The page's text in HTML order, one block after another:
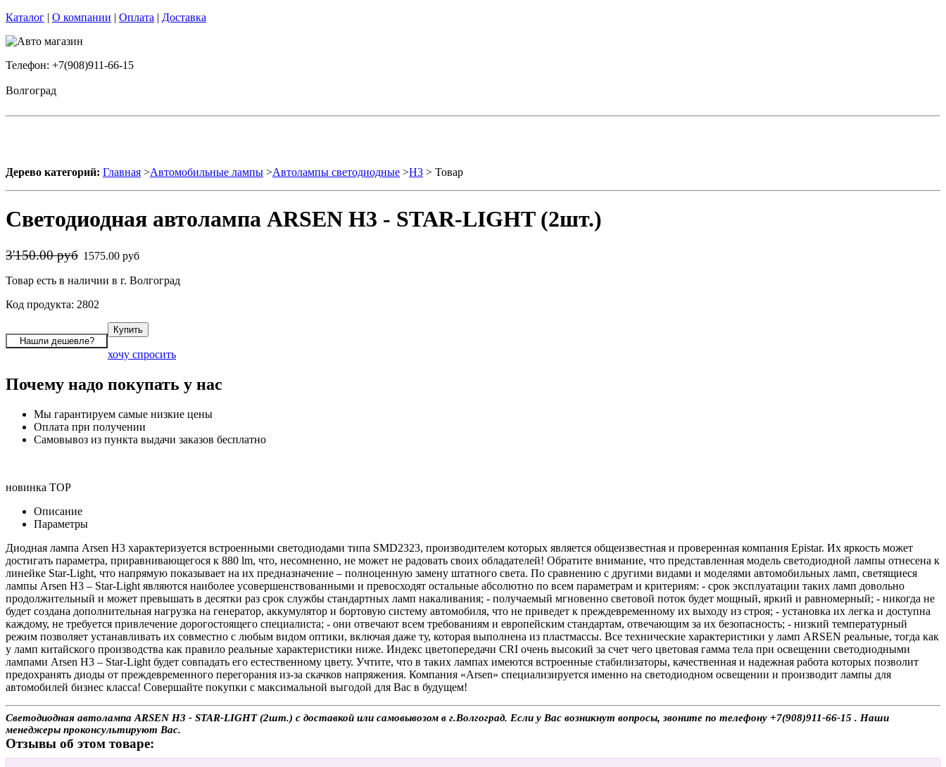
Каталог | О компании | Оплата | Доставка
Телефон: +7(908)911-66-15
Волгоград
Дерево категорий: Главная >Автомобильные лампы >Автолампы светодиодные >H3 > Товар
Светодиодная автолампа ARSEN H3 - STAR-LIGHT (2шт.)
3'150.00 руб 1575.00 руб
Товар есть в наличии в г. Волгоград
Код продукта: 2802
хочу спросить
Почему надо покупать у нас
Мы гарантируем самые низкие цены
Оплата при получении
Самовывоз из пункта выдачи заказов бесплатно
новинка TOP
Описание
Параметры
Диодная лампа Arsen H3 характеризуется встроенными светодиодами типа SMD2323, производителем которых является общеизвестная и проверенная компания Epistar. Их яркость может
достигать параметра, приравнивающегося к 880 lm, что, несомненно, не может не радовать своих обладателей! Обратите внимание, что представленная модель светодиодной лампы отнесена к
линейке Star-Light, что напрямую показывает на их предназначение – полноценную замену штатного света. По сравнению с другими видами и моделями автомобильных ламп, светящиеся
лампы Arsen H3 – Star-Light являются наиболее усовершенствованными и превосходят остальные абсолютно по всем параметрам и критериям: - срок эксплуатации таких ламп довольно
продолжительный и может превышать в десятки раз срок службы стандартных ламп накаливания; - получаемый мгновенно световой поток будет мощный, яркий и равномерный; - никогда не
будет создана дополнительная нагрузка на генератор, аккумулятор и бортовую систему автомобиля, что не приведет к преждевременному их выходу из строя; - установка их легка и доступна
каждому, не требуется привлечение дорогостоящего специалиста; - они отвечают всем требованиям и европейским стандартам, отвечающим за их безопасность; - низкий температурный
режим позволяет устанавливать их совместно с любым видом оптики, включая даже ту, которая выполнена из пластмассы. Все технические характеристики у ламп ARSEN реальные, тогда как
у ламп китайского производства как правило реальные характеристики ниже. Индекс цветопередачи CRI очень высокий за счет чего цветовая гамма тела при освещении светодиодными
лампами Arsen H3 – Star-Light будет совпадать его естественному цвету. Учтите, что в таких лампах имеются встроенные стабилизаторы, качественная и надежная работа которых позволит
предохранять диоды от преждевременного перегорания из-за скачков напряжения. Компания «Arsen» специализируется именно на светодиодном освещении и производит лампы для
автомобилей бизнес класса! Совершайте покупки с максимальной выгодой для Вас в будущем!
Светодиодная автолампа ARSEN H3 - STAR-LIGHT (2шт.) с доставкой или самовывозом в г.Волгоград. Если у Вас возникнут вопросы, звоните по телефону +7(908)911-66-15 . Наши
менеджеры проконсультируют Вас.
Отзывы об этом товаре: